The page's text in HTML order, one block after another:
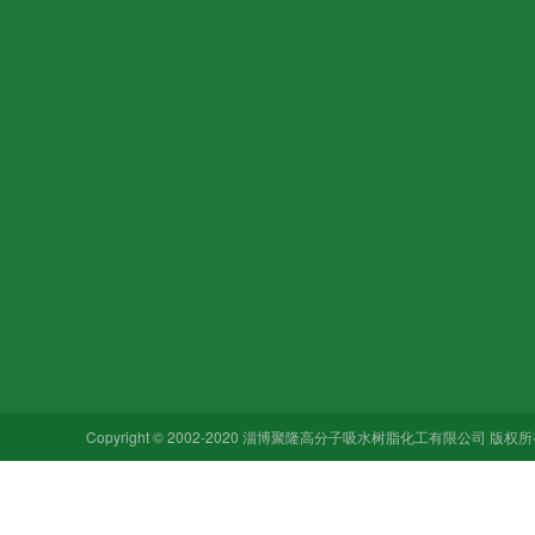
Copyright © 2002-2020 淄博聚隆高分子吸水树脂化工有限公司 版权